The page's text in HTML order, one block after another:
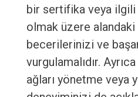
bir sertifika veya
olmak üzere
becerilerinizi ve
vurgulamalıdır.
ağları yönetme veya